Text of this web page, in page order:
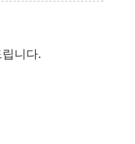
니다.